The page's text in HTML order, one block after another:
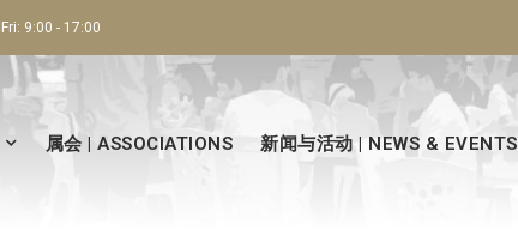
9:00 - 17:00
属会 | ASSOCIATIONS 新闻与活动 | NEWS & EVENTS